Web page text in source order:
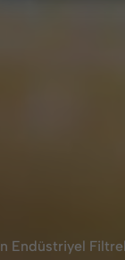
Endüstriyel